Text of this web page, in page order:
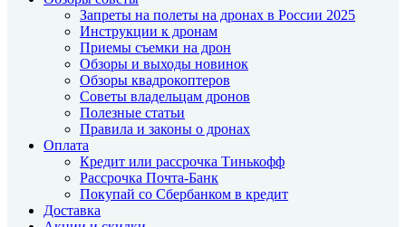
Запреты на полеты на дронах в России 2025
Инструкции к дронам
Приемы съемки на дрон
Обзоры и выходы новинок
Обзоры квадрокоптеров
Советы владельцам дронов
Полезные статьи
Правила и законы о дронах
Оплата
Кредит или рассрочка Тинькофф
Рассрочка Почта-Банк
Покупай со Сбербанком в кредит
Доставка